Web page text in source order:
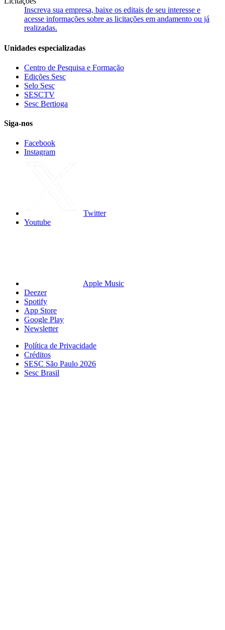
Inscreva sua empresa, baixe os editais de seu interesse e
acesse informações sobre as licitações em andamento ou já
realizadas.
Unidades especializadas
Centro de Pesquisa e Formação
Edições Sesc
Selo Sesc
SESCTV
Sesc Bertioga
Siga-nos
Facebook
Instagram
Twitter
Youtube
Apple Music
Deezer
Spotify
App Store
Google Play
Newsletter
Política de Privacidade
Créditos
SESC São Paulo 2026
Sesc Brasil